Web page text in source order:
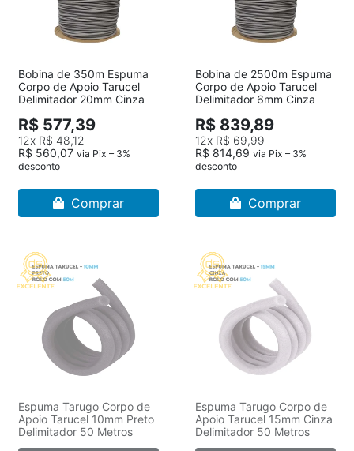
Bobina de 350m Espuma
Corpo de Apoio Tarucel
Delimitador 20mm Cinza
R$ 577,39
12x R$ 48,12
R$ 560,07 via Pix – 3%
desconto
Comprar
Bobina de 2500m Espuma
Corpo de Apoio Tarucel
Delimitador 6mm Cinza
R$ 839,89
12x R$ 69,99
R$ 814,69 via Pix – 3%
desconto
Comprar
Espuma Tarugo Corpo de
Apoio Tarucel 10mm Preto
Delimitador 50 Metros
Espuma Tarugo Corpo de
Apoio Tarucel 15mm Cinza
Delimitador 50 Metros